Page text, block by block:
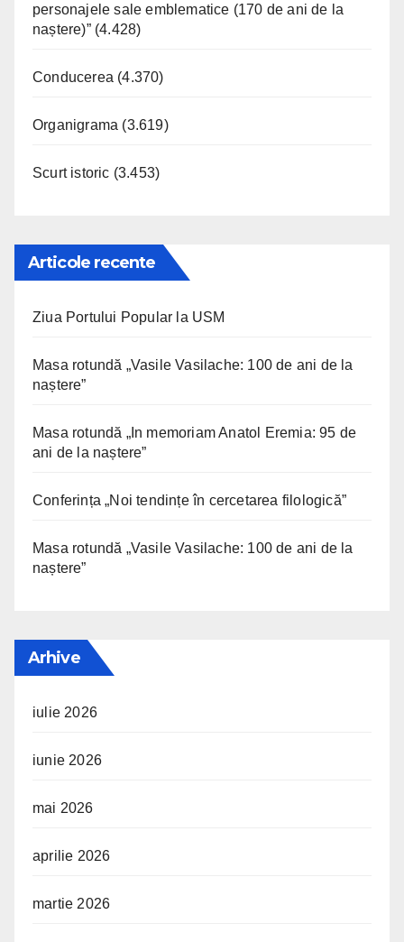
personajele sale emblematice (170 de ani de la
naștere)” (4.428)
Conducerea (4.370)
Organigrama (3.619)
Scurt istoric (3.453)
Articole recente
Ziua Portului Popular la USM
Masa rotundă „Vasile Vasilache: 100 de ani de la
naștere”
Masa rotundă „In memoriam Anatol Eremia: 95 de
ani de la naștere”
Conferința „Noi tendințe în cercetarea filologică”
Masa rotundă „Vasile Vasilache: 100 de ani de la
naștere”
Arhive
iulie 2026
iunie 2026
mai 2026
aprilie 2026
martie 2026